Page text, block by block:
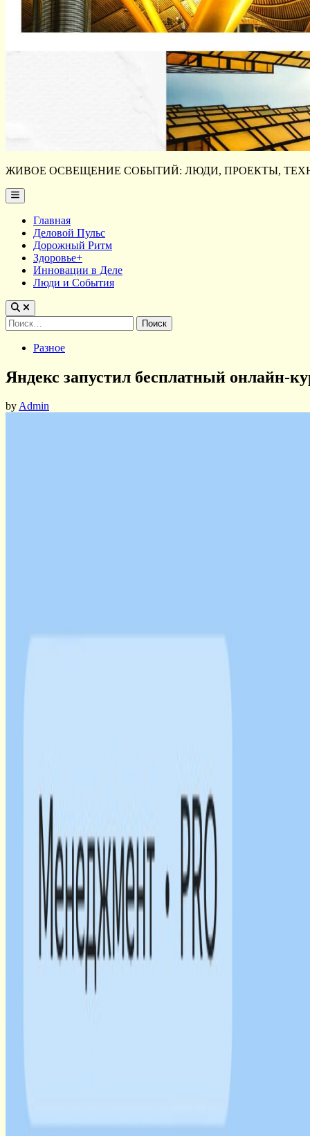
ЖИВОЕ ОСВЕЩЕНИЕ СОБЫТИЙ: ЛЮДИ, ПРОЕКТЫ,
Main
Menu
Главная
Деловой Пульс
Дорожный Ритм
Здоровье+
Инновации в Деле
Люди и События
Найти:
PostedРазное
Яндекс запустил бесплатный онлайн-
byAdmin